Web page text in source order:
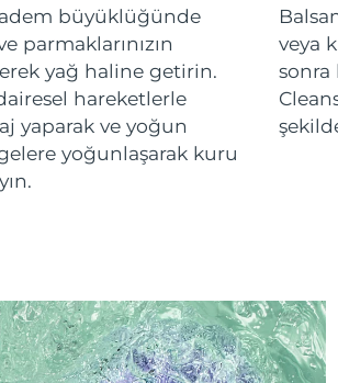
büyüklüğünde
parmaklarınızın
yağ haline getirin.
hareketlerle
yaparak ve yoğun
yoğunlaşarak kuru
veya
sonra